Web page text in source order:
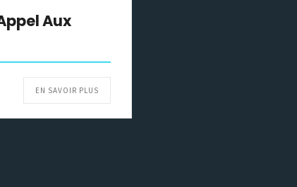
Aux
EN SAVOIR PLUS